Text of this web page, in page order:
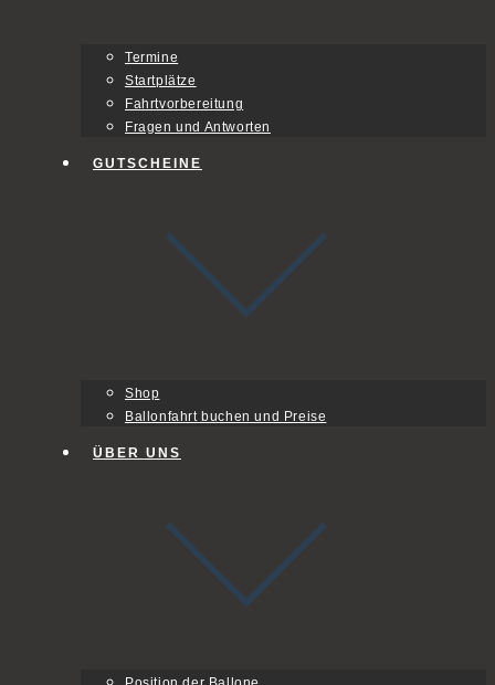
Termine
Startplätze
Fahrtvorbereitung
Fragen und Antworten
GUTSCHEINE
Shop
Ballonfahrt buchen und Preise
ÜBER UNS